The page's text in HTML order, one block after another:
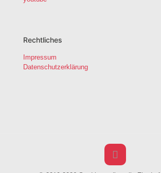
Rechtliches
Impressum
Datenschutzerklärung